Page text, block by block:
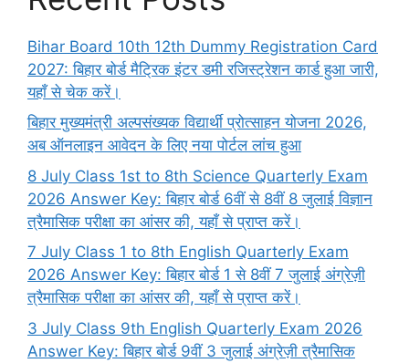
Bihar Board 10th 12th Dummy Registration Card
2027: बिहार बोर्ड मैट्रिक इंटर डमी रजिस्ट्रेशन कार्ड हुआ जारी,
यहाँ से चेक करें।
बिहार मुख्यमंत्री अल्पसंख्यक विद्यार्थी प्रोत्साहन योजना 2026,
अब ऑनलाइन आवेदन के लिए नया पोर्टल लांच हुआ
8 July Class 1st to 8th Science Quarterly Exam
2026 Answer Key: बिहार बोर्ड 6वीं से 8वीं 8 जुलाई विज्ञान
त्रैमासिक परीक्षा का आंसर की, यहाँ से प्राप्त करें।
7 July Class 1 to 8th English Quarterly Exam
2026 Answer Key: बिहार बोर्ड 1 से 8वीं 7 जुलाई अंग्रेज़ी
त्रैमासिक परीक्षा का आंसर की, यहाँ से प्राप्त करें।
3 July Class 9th English Quarterly Exam 2026
Answer Key: बिहार बोर्ड 9वीं 3 जुलाई अंग्रेज़ी त्रैमासिक